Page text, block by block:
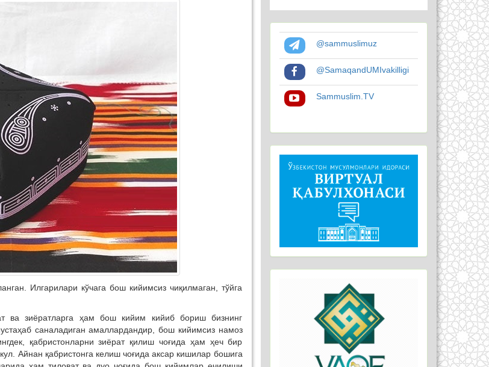
Илгарилари кўчага бош кийимсиз чиқилмаган, тўйга
ва зиёратларга ҳам бош кийим кийиб бориш бизнинг
саналадиган амаллардандир, бош кийимсиз намоз
қабристонларни зиёрат қилиш чоғида ҳам ҳеч бир
Айнан қабристонга келиш чоғида аксар кишилар бошига
@sammuslimuz
@SamaqandUMIvakilligi
Sammuslim.TV